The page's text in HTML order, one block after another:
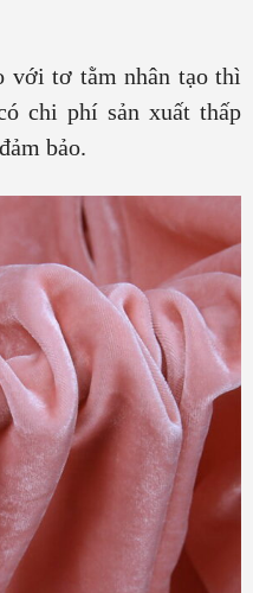
với tơ tằm nhân tạo thì
chi phí sản xuất thấp
bảo.